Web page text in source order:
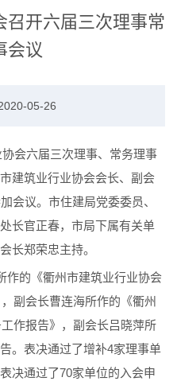
召开六届三次理事常
会议
05-26
会六届三次理事、常务理事
建筑业行业协会会长、副会
会议。市住建局党委委员、
长官正春，市局下属有关单
长郑荣忠主持。
的《衢州市建筑业行业协会
副会长曹连海所作的《衢州
作报告》，副会长吕晓萍所
。表决通过了增补4家理事单
决通过了70家单位的入会申